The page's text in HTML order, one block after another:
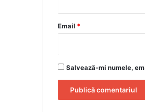
*
Email *
Salvează-mi numele,